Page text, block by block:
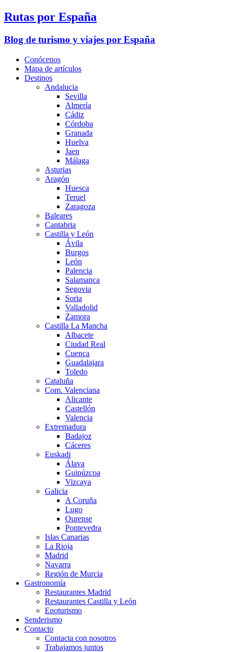
Rutas por España
Blog de turismo y viajes por España
Conócenos
Mapa de artículos
Destinos
Andalucia
Sevilla
Almería
Cádiz
Córdoba
Granada
Huelva
Jaen
Málaga
Asturias
Aragón
Huesca
Teruel
Zaragoza
Baleares
Cantabria
Castilla y León
Ávila
Burgos
León
Palencia
Salamanca
Segovia
Soria
Valladolid
Zamora
Castilla La Mancha
Albacete
Ciudad Real
Cuenca
Guadalajara
Toledo
Cataluña
Com. Valenciana
Alicante
Castellón
Valencia
Extremadura
Badajoz
Cáceres
Euskadi
Álava
Guipúzcoa
Vizcaya
Galicia
A Coruña
Lugo
Ourense
Pontevedra
Islas Canarias
La Rioja
Madrid
Navarra
Región de Murcia
Gastronomía
Restaurantes Madrid
Restaurantes Castilla y León
Enoturismo
Senderismo
Contacto
Contacta con nosotros
Trabajamos juntos